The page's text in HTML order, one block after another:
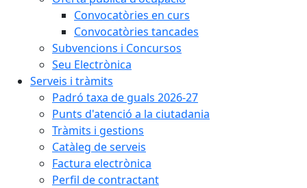
Convocatòries en curs
Convocatòries tancades
Subvencions i Concursos
Seu Electrònica
Serveis i tràmits
Padró taxa de guals 2026-27
Punts d'atenció a la ciutadania
Tràmits i gestions
Catàleg de serveis
Factura electrònica
Perfil de contractant